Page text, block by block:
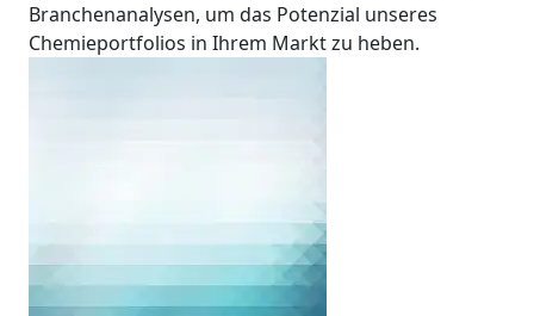
Branchenanalysen, um das Potenzial unseres
Chemieportfolios in Ihrem Markt zu heben.